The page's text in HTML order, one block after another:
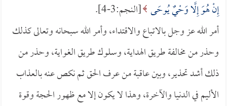
إِنْ هُوَ إِلَّا وَحْيٌ يُوحَى [النجم:3-4].
أمر الله عز وجل بالاتباع والاقتداء، وأمر الله سبحانه وتعالى كذلك
وحذر من مخالفة طريق الهداية، وسلوك طريق الغواية، وحذر من
ذلك أشد تحذير، وبين عاقبة من عرف الحق ثم نكص عنه بالعذاب
الأليم في الدنيا والآخرة، وهذا لا يكون إلا مع ظهور الحجة وقوة